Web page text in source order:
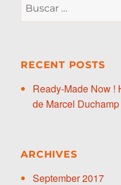
por:
RECENT POSTS
Ready-Made Now !
de Marcel Duchamp
ARCHIVES
September 2017